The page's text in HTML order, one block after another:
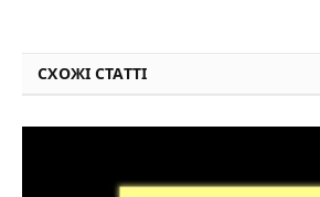
СХОЖІ СТАТТІ